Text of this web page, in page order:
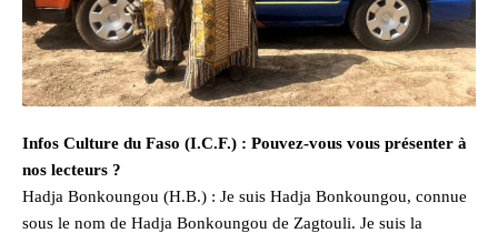
Infos Culture du Faso (I.C.F.) : Pouvez-vous vous présenter à
nos lecteurs ?
Hadja Bonkoungou (H.B.) : Je suis Hadja Bonkoungou, connue
sous le nom de Hadja Bonkoungou de Zagtouli. Je suis la